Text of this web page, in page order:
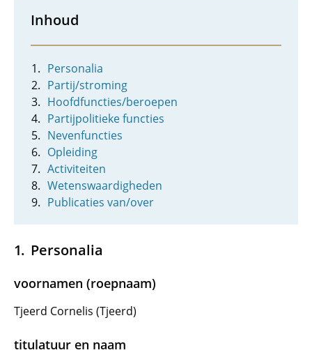
Inhoud
Personalia
Partij/stroming
Hoofdfuncties/beroepen
Partijpolitieke functies
Nevenfuncties
Opleiding
Activiteiten
Wetenswaardigheden
Publicaties van/over
Personalia
voornamen (roepnaam)
Tjeerd Cornelis (Tjeerd)
titulatuur en naam